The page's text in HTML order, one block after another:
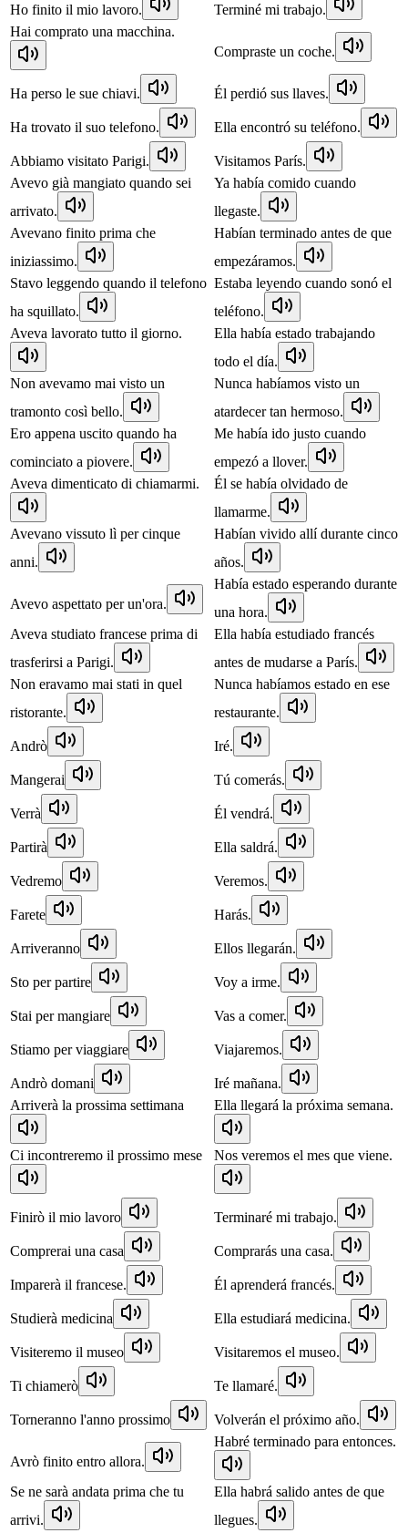
Ho finito il mio lavoro.
Terminé mi trabajo.
Hai comprato una macchina.
Compraste un coche.
Ha perso le sue chiavi. Él perdió sus llaves.
Ha trovato il suo telefono. Ella encontró su teléfono.
Abbiamo visitato Parigi.
Visitamos París.
Avevo già mangiato quando sei
arrivato.
Ya había comido cuando
llegaste.
Avevano finito prima che
iniziassimo.
Habían terminado antes de que
empezáramos.
Stavo leggendo quando il telefono
ha squillato.
Estaba leyendo cuando sonó el
teléfono.
Aveva lavorato tutto il giorno.
Ella había estado trabajando
todo el día.
Non avevamo mai visto un
tramonto così bello.
Nunca habíamos visto un
atardecer tan hermoso.
Ero appena uscito quando ha
cominciato a piovere.
Me había ido justo cuando
empezó a llover.
Aveva dimenticato di chiamarmi.
Él se había olvidado de
llamarme.
Avevano vissuto lì per cinque
anni.
Habían vivido allí durante cinco
años.
Avevo aspettato per un'ora.
Había estado esperando durante
una hora.
Aveva studiato francese prima di
trasferirsi a Parigi.
Ella había estudiado francés
antes de mudarse a París.
Non eravamo mai stati in quel
ristorante.
Nunca habíamos estado en ese
restaurante.
Andrò Iré.
Mangerai Tú comerás.
Verrà Él vendrá.
Partirà Ella saldrá.
Vedremo Veremos.
Farete Harás.
Arriveranno Ellos llegarán.
Sto per partire Voy a irme.
Stai per mangiare Vas a comer.
Stiamo per viaggiare Viajaremos.
Andrò domani
Iré mañana.
Arriverà la prossima settimana
Ella llegará la próxima semana.
Ci incontreremo il prossimo mese Nos veremos el mes que viene.
Finirò il mio lavoro Terminaré mi trabajo.
Comprerai una casa Comprarás una casa.
Imparerà il francese. Él aprenderá francés.
Studierà medicina Ella estudiará medicina.
Visiteremo il museo Visitaremos el museo.
Ti chiamerò Te llamaré.
Torneranno l'anno prossimo Volverán el próximo año.
Avrò finito entro allora.
Habré terminado para entonces.
Se ne sarà andata prima che tu
arrivi.
Ella habrá salido antes de que
llegues.